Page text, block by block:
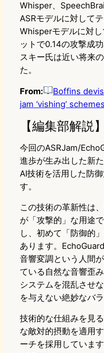
Whisper、
ASRモデルに対して
Whisperモデルに対
ットで0.14の攻撃成
スキー氏は近い将来
た。
From:
Boffins
jam ‘vishing’ schemes
【編集部解説】
今回のASRJam/
進歩が生み出した新
AI技術を活用した防
す。
この技術の革新性は
が「攻撃的」な用途
し、初めて「防御的
あります。
音響変調という人間
ている自然な音響歪
システムを混乱させ
を与えない絶妙なバ
技術的な仕組みを見
な敵対的摂動を適用
ーチを採用していま